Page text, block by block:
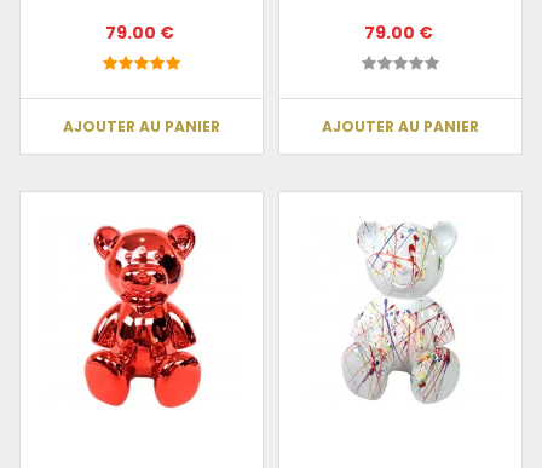
79.00 €
AJOUTER AU PANIER
79.00 €
AJOUTER AU PANIER